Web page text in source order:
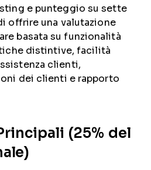
e punteggio su sette
offrire una valutazione
basata su funzionalità
distintive, facilità
clienti,
dei clienti e rapporto
(25% del